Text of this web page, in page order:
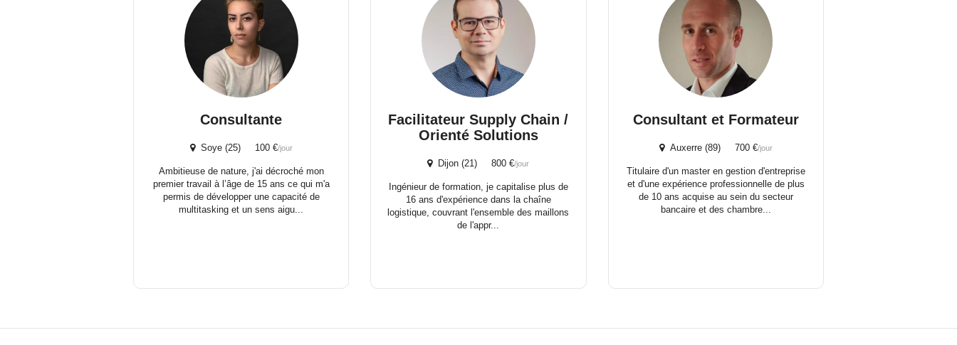
Consultante
Soye (25) 100 €/jour
Ambitieuse de nature, j'ai décroché mon
premier travail à l’âge de 15 ans ce qui m'a
permis de développer une capacité de
multitasking et un sens aigu...
Facilitateur Supply Chain /
Orienté Solutions
Dijon (21) 800 €/jour
Ingénieur de formation, je capitalise plus de
16 ans d'expérience dans la chaîne
logistique, couvrant l'ensemble des maillons
de l'appr...
Consultant et Formateur
Auxerre (89) 700 €/jour
Titulaire d'un master en gestion d'entreprise
et d'une expérience professionnelle de plus
de 10 ans acquise au sein du secteur
bancaire et des chambre...